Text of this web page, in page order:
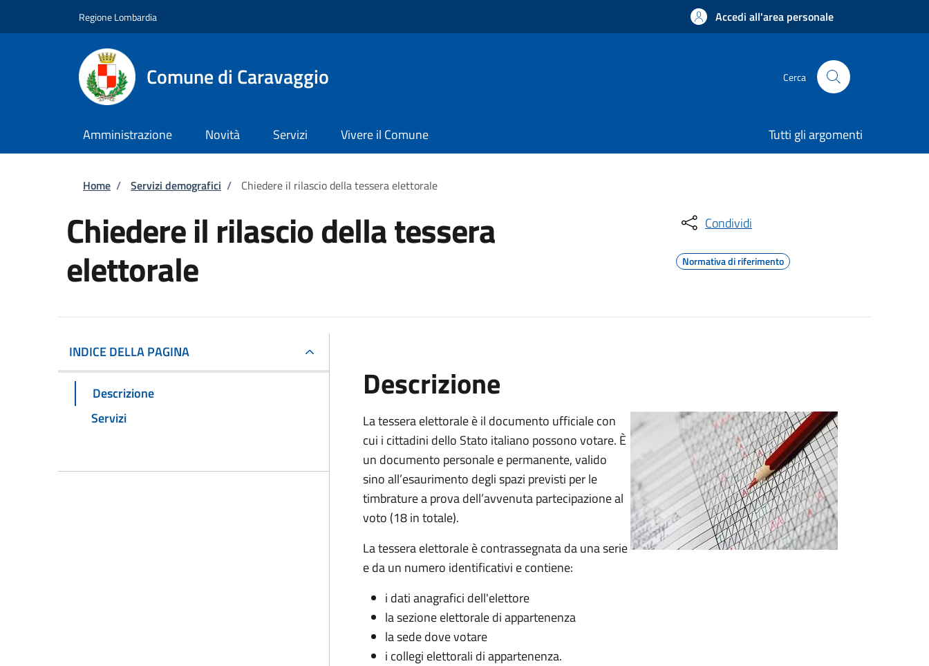
Regione Lombardia Accedi all'area personale
Comune di Caravaggio Cerca
Amministrazione Novità Servizi Vivere il Comune Tutti gli argomenti
Briciole di pane
Home / Servizi demografici / Chiedere il rilascio della tessera elettorale
Chiedere il rilascio della tessera
elettorale
Condividi
Normativa di riferimento
INDICE DELLA PAGINA
Descrizione
Servizi
Descrizione
La tessera elettorale è il documento ufficiale con
cui i cittadini dello Stato italiano possono votare. È
un documento personale e permanente, valido
sino all’esaurimento degli spazi previsti per le
timbrature a prova dell’avvenuta partecipazione al
voto (18 in totale).
La tessera elettorale è contrassegnata da una serie
e da un numero identificativi e contiene:
i dati anagrafici dell'elettore
la sezione elettorale di appartenenza
la sede dove votare
i collegi elettorali di appartenenza.